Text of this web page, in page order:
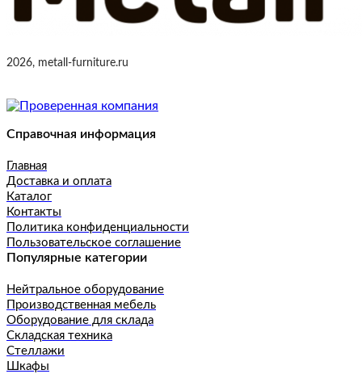
2026, metall-furniture.ru
Справочная информация
Главная
Доставка и оплата
Каталог
Контакты
Политика конфиденциальности
Пользовательское соглашение
Популярные категории
Нейтральное оборудование
Производственная мебель
Оборудование для склада
Складская техника
Стеллажи
Шкафы